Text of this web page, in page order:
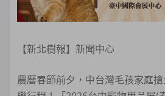
【新北樹報】新聞中心
農曆春節前夕，中台灣毛孩家庭